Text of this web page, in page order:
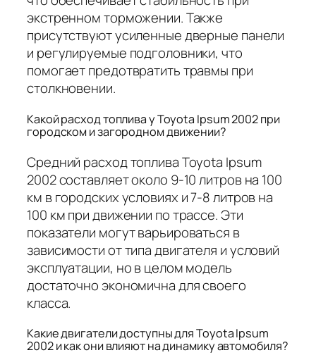
экстренном торможении. Также
присутствуют усиленные дверные панели
и регулируемые подголовники, что
помогает предотвратить травмы при
столкновении.
Какой расход топлива у Toyota Ipsum 2002 при
городском и загородном движении?
Средний расход топлива Toyota Ipsum
2002 составляет около 9-10 литров на 100
км в городских условиях и 7-8 литров на
100 км при движении по трассе. Эти
показатели могут варьироваться в
зависимости от типа двигателя и условий
эксплуатации, но в целом модель
достаточно экономична для своего
класса.
Какие двигатели доступны для Toyota Ipsum
2002 и как они влияют на динамику автомобиля?